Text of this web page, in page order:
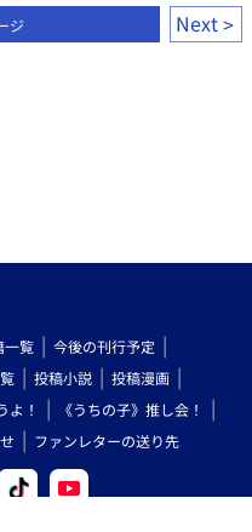
ジ Next
一覧
今後の刊行予定
投稿小説
投稿漫画
よ！
《うちの子》推し会！
ファンレターの送り先